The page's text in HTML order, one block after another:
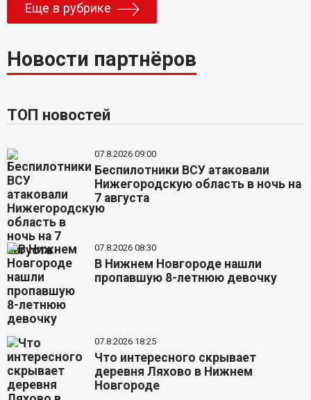
Еще в рубрике
Новости партнёров
ТОП новостей
07.8.2026 09:00
Беспилотники ВСУ атаковали
Нижегородскую область в ночь на
7 августа
07.8.2026 08:30
В Нижнем Новгороде нашли
пропавшую 8-летнюю девочку
07.8.2026 18:25
Что интересного скрывает
деревня Ляхово в Нижнем
Новгороде